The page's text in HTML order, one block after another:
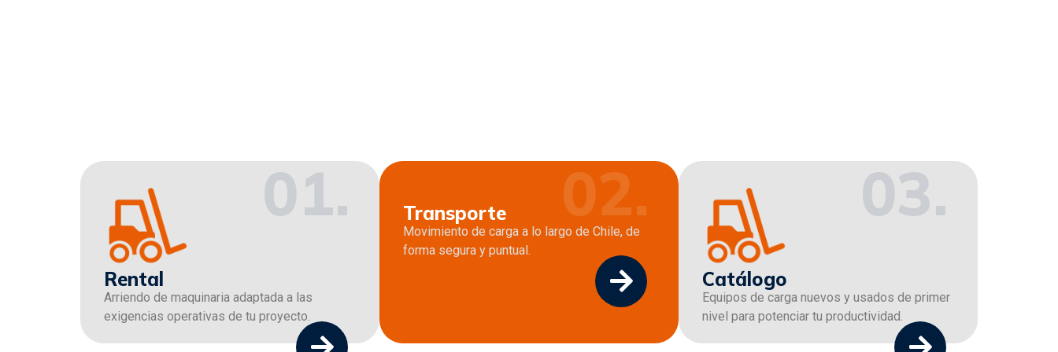
01.
Rental
Arriendo de maquinaria adaptada a las
exigencias operativas de tu proyecto.
02.
Transporte
Movimiento de carga a lo largo de Chile, de
forma segura y puntual.
03.
Catálogo
Equipos de carga nuevos y usados de primer
nivel para potenciar tu productividad.